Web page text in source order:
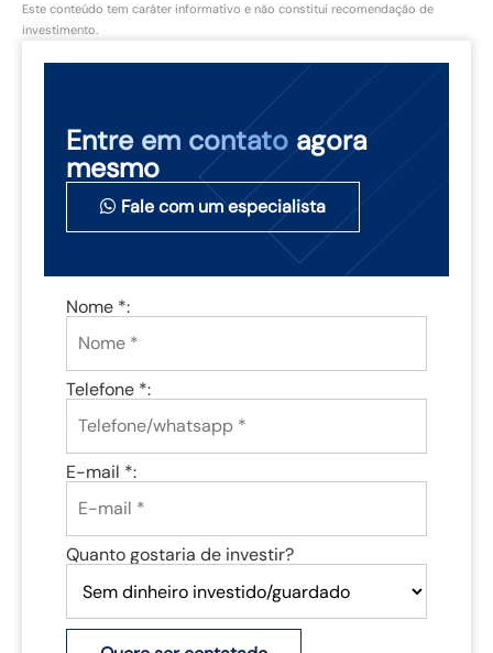
Este conteúdo tem caráter informativo e não constitui recomendação de
investimento.
Entre em contato agora
mesmo
Fale com um especialista
Nome *:
Telefone *:
E-mail *:
Quanto gostaria de investir?